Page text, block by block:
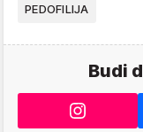
PEDOFILIJA
Budi